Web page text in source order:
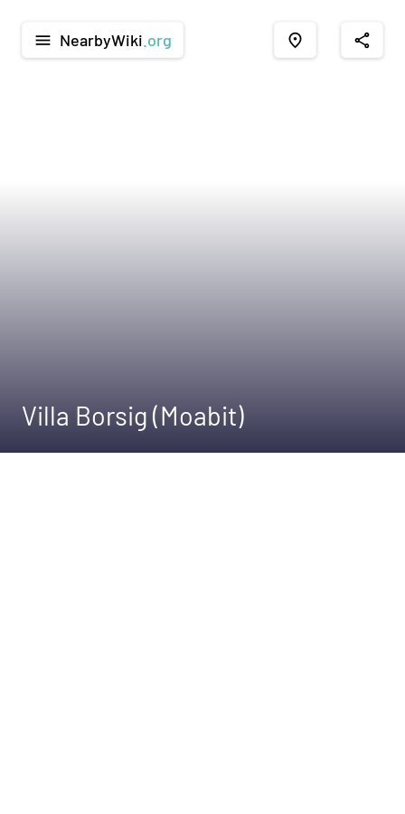
menu NearbyWiki .org place share
Villa Borsig (Moabit)